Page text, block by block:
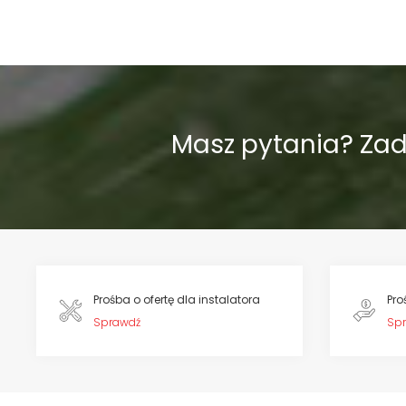
Masz pytania?
Prośba o ofertę dla instalatora
Sprawdź